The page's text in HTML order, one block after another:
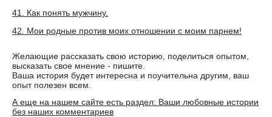
41. Как понять мужчину.
42. Мои родные против моих отношении с моим парнем!
Желающие рассказать свою историю, поделиться опытом,
высказать свое мнение - пишите.
Ваша история будет интересна и поучительна другим, ваш
опыт полезен всем.
А еще на нашем сайте есть раздел: Ваши любовные истории
без наших комментариев